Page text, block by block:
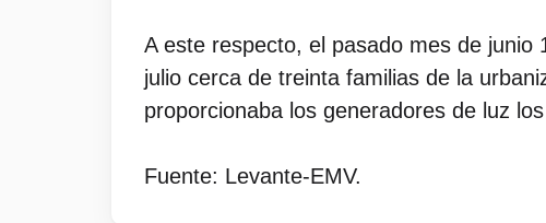
A este respecto, el pasado mes de
julio cerca de treinta familias de la
proporcionaba los generadores de luz
Fuente: Levante-EMV.